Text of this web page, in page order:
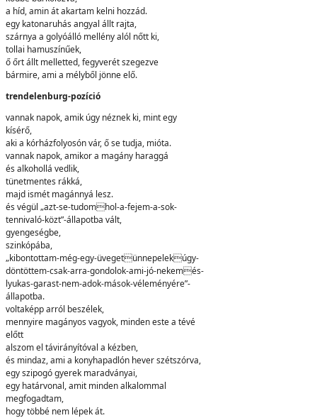
a híd, amin át akartam kelni hozzád.
egy katonaruhás angyal állt rajta,
szárnya a golyóálló mellény alól nőtt ki,
tollai hamuszínűek,
ő őrt állt melletted, fegyverét szegezve
bármire, ami a mélyből jönne elő.
trendelenburg-pozíció
vannak napok, amik úgy néznek ki, mint egy
kísérő,
aki a kórházfolyosón vár, ő se tudja, mióta.
vannak napok, amikor a magány haraggá
és alkohollá vedlik,
tünetmentes rákká,
majd ismét magánnyá lesz.
és végül „azt-se-tudomhol-a-fejem-a-sok-
tennivaló-közt”-állapotba vált,
gyengeségbe,
szinkópába,
„kibontottam-még-egy-üvegetünnepelekúgy-
döntöttem-csak-arra-gondolok-ami-jó-nekemés-
lyukas-garast-nem-adok-mások-véleményére”-
állapotba.
voltaképp arról beszélek,
mennyire magányos vagyok, minden este a tévé
előtt
alszom el távirányítóval a kézben,
és mindaz, ami a konyhapadlón hever szétszórva,
egy szipogó gyerek maradványai,
egy határvonal, amit minden alkalommal
megfogadtam,
hogy többé nem lépek át.